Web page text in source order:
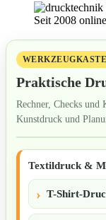
Seit 2008 online
Praktische
Rechner, Checks
Kunstdruck und
Textildruck &
T-Shirt-